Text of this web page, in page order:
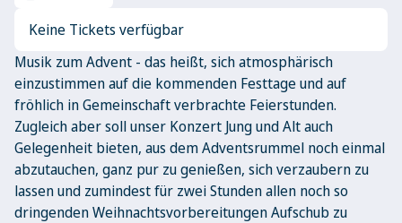
Keine Tickets verfügbar
Musik zum Advent - das heißt, sich atmosphärisch
einzustimmen auf die kommenden Festtage und auf
fröhlich in Gemeinschaft verbrachte Feierstunden.
Zugleich aber soll unser Konzert Jung und Alt auch
Gelegenheit bieten, aus dem Adventsrummel noch einmal
abzutauchen, ganz pur zu genießen, sich verzaubern zu
lassen und zumindest für zwei Stunden allen noch so
dringenden Weihnachtsvorbereitungen Aufschub zu